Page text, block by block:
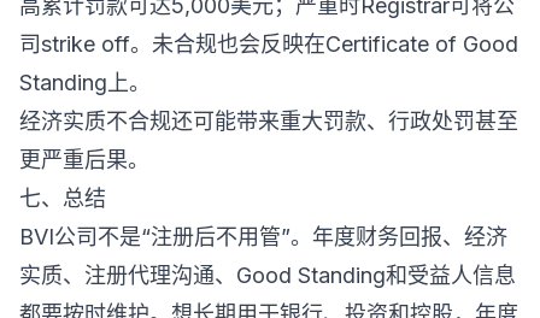
高累计罚款可达5,000美元；严重时Registrar可将公
司strike off。未合规也会反映在Certificate of Good
Standing上。
经济实质不合规还可能带来重大罚款、行政处罚甚至
更严重后果。
七、总结
BVI公司不是“注册后不用管”。年度财务回报、经济
实质、注册代理沟通、Good Standing和受益人信息